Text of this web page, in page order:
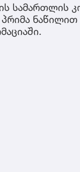
სამართლის
ნაწილით